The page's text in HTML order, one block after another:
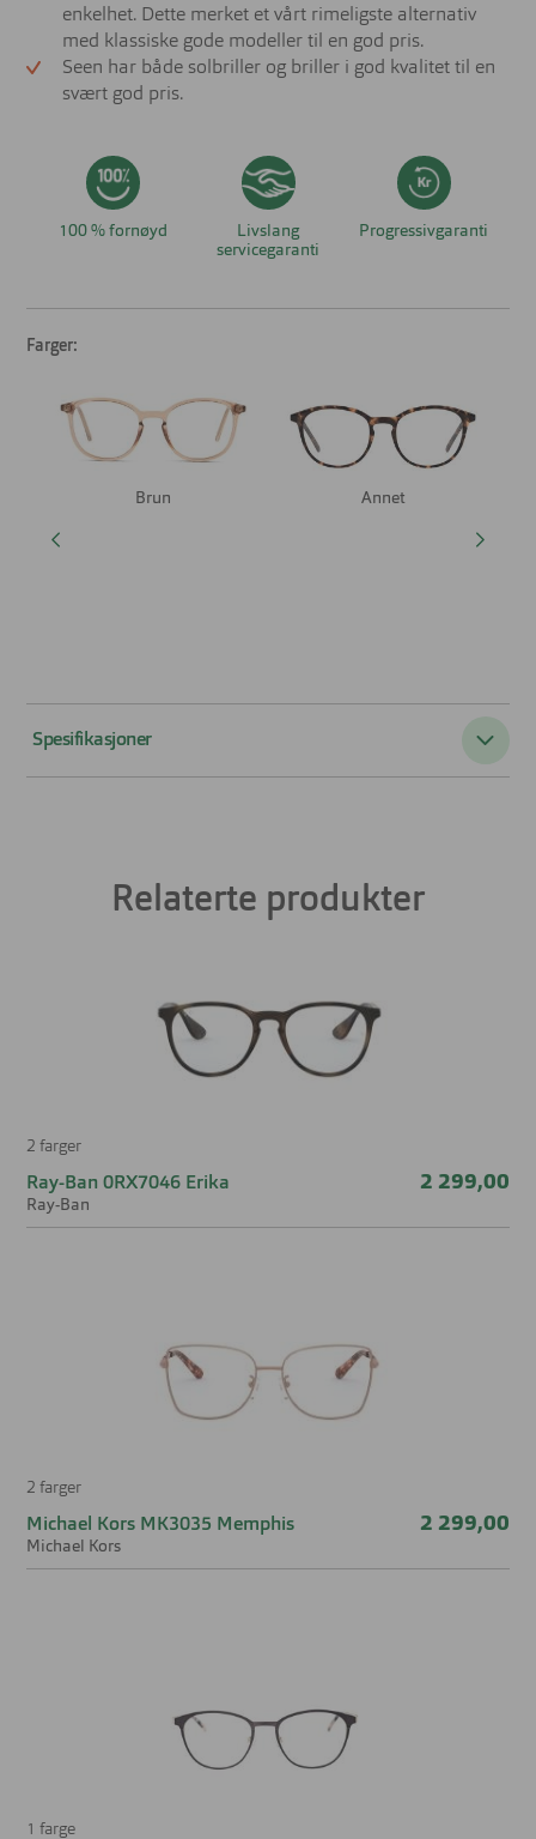
enkelhet. Dette merket et vårt rimeligste alternativ
med klassiske gode modeller til en god pris.
Seen har både solbriller og briller i god kvalitet til en
svært god pris.
100 % fornøyd
Livslang
servicegaranti
Progressivgaranti
Farger:
Brun Annet
Spesifikasjoner
Brillens bredde
Bredde glass 52 mm
Høyde glass 45 mm
Relaterte produkter
2 farger
Ray-Ban 0RX7046 Erika
Ray-Ban
2 299,00
2 farger
Michael Kors MK3035 Memphis
Michael Kors
2 299,00
1 farge